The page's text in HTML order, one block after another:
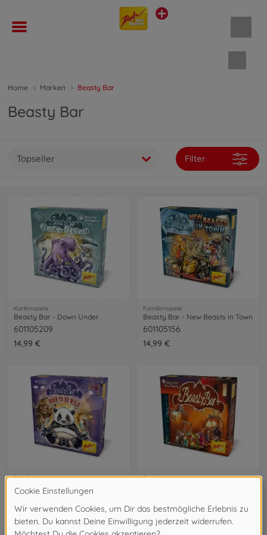
Home Marken Beasty Bar
Beasty Bar
Topseller Filter
Kartenspiele
Beasty Bar - Down Under
601105209
14,99 €
Familienspiele
Beasty Bar - New Beasts in Town
601105156
14,99 €
Familienspiele
Beasty Bar Born to be wild
14,99 €
Familienspiele
14,99 €